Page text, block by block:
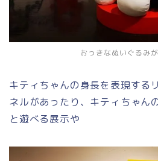
おっきなぬいぐるみ
キティちゃんの身長を表現する
ネルがあったり、キティちゃん
と遊べる展示や